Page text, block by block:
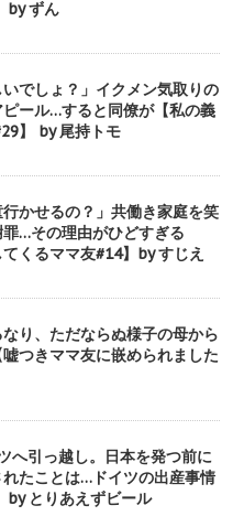
by ずん
いでしょ？」イクメン気取りの
ール…すると同僚が【私の義
】 by 尾持トモ
行かせるの？」共働き家庭を笑
…その理由がひどすぎる
てくるママ友#14】by すじえ
り、ただならぬ様子の母から
つきママ友に嵌められました
へ引っ越し。日本を発つ前に
たことは…ドイツの出産事情
by とりあえずビール